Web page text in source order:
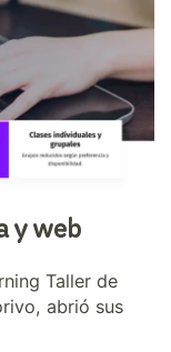
y web
Taller de
abrió sus